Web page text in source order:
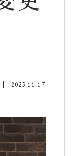
2025.11.17